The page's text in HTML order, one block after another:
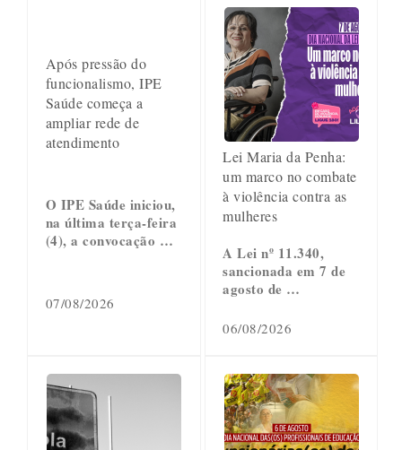
Após pressão do
funcionalismo, IPE
Saúde começa a
ampliar rede de
atendimento
O IPE Saúde iniciou,
na última terça-feira
(4), a convocação …
07/08/2026
Lei Maria da Penha:
um marco no combate
à violência contra as
mulheres
A Lei nº 11.340,
sancionada em 7 de
agosto de …
06/08/2026